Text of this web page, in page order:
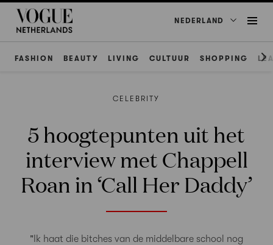
NEDERLAND
FASHION BEAUTY LIVING CULTUUR SHOPPING
CELEBRITY
5 hoogtepunten uit het
interview met Chappell
Roan in ‘Call Her Daddy’
"Ik haat die bitches van de middelbare school nog